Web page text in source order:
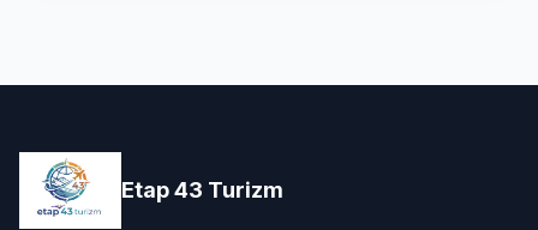
Etap 43 Turizm